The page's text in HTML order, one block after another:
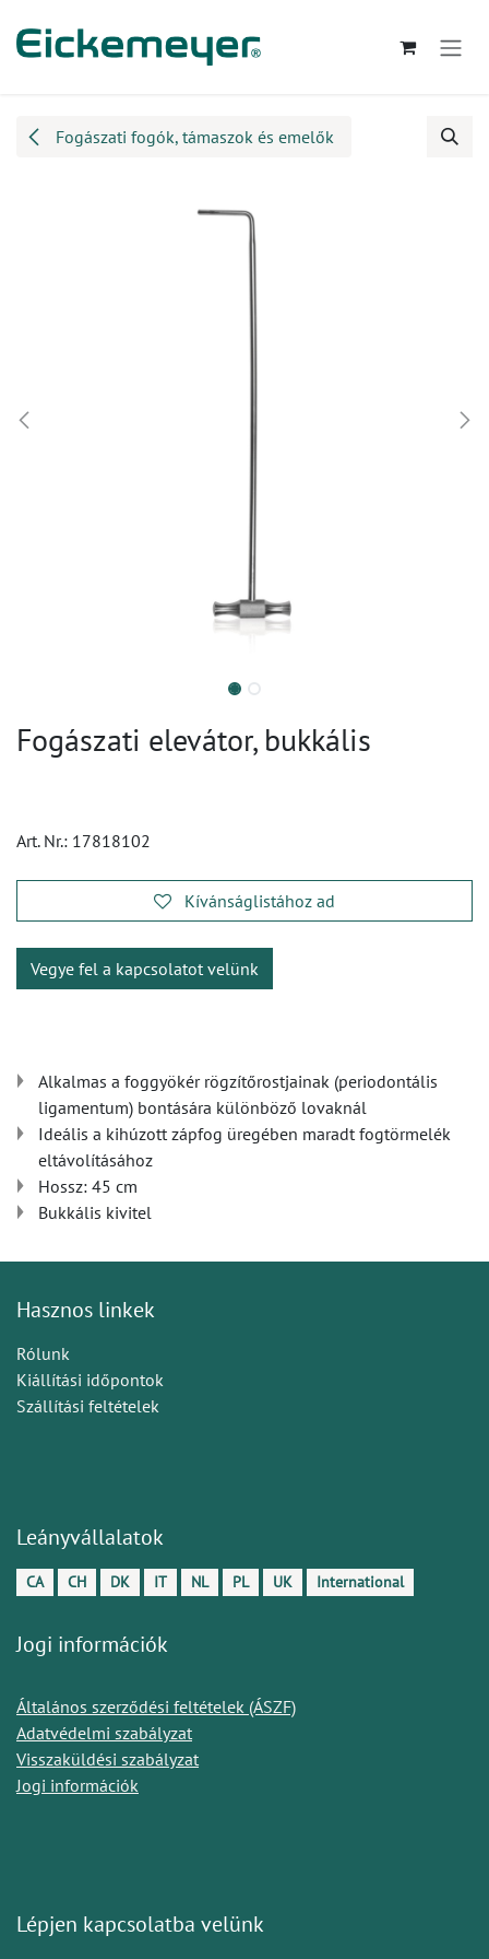
Fogászati fogók, támaszok és emelők
Fogászati elevátor, bukkális
Art. Nr.: 17818102
Kívánságlistához ad
Vegye fel a kapcsolatot velünk
Alkalmas a foggyökér rögzítőrostjainak (periodontális
ligamentum) bontására különböző lovaknál
Ideális a kihúzott zápfog üregében maradt fogtörmelék
eltávolításához
Hossz: 45 cm
Bukkális kivitel
Hasznos linkek
Rólunk
Kiállítási időpontok
Szállítási feltételek
Leányvállalatok
CA CH DK IT NL PL UK International
Jogi információk
Általános szerződési feltételek (ÁSZF)
Adatvédelmi szabályzat
Visszaküldési szabályzat
Jogi információk
Lépjen kapcsolatba velünk